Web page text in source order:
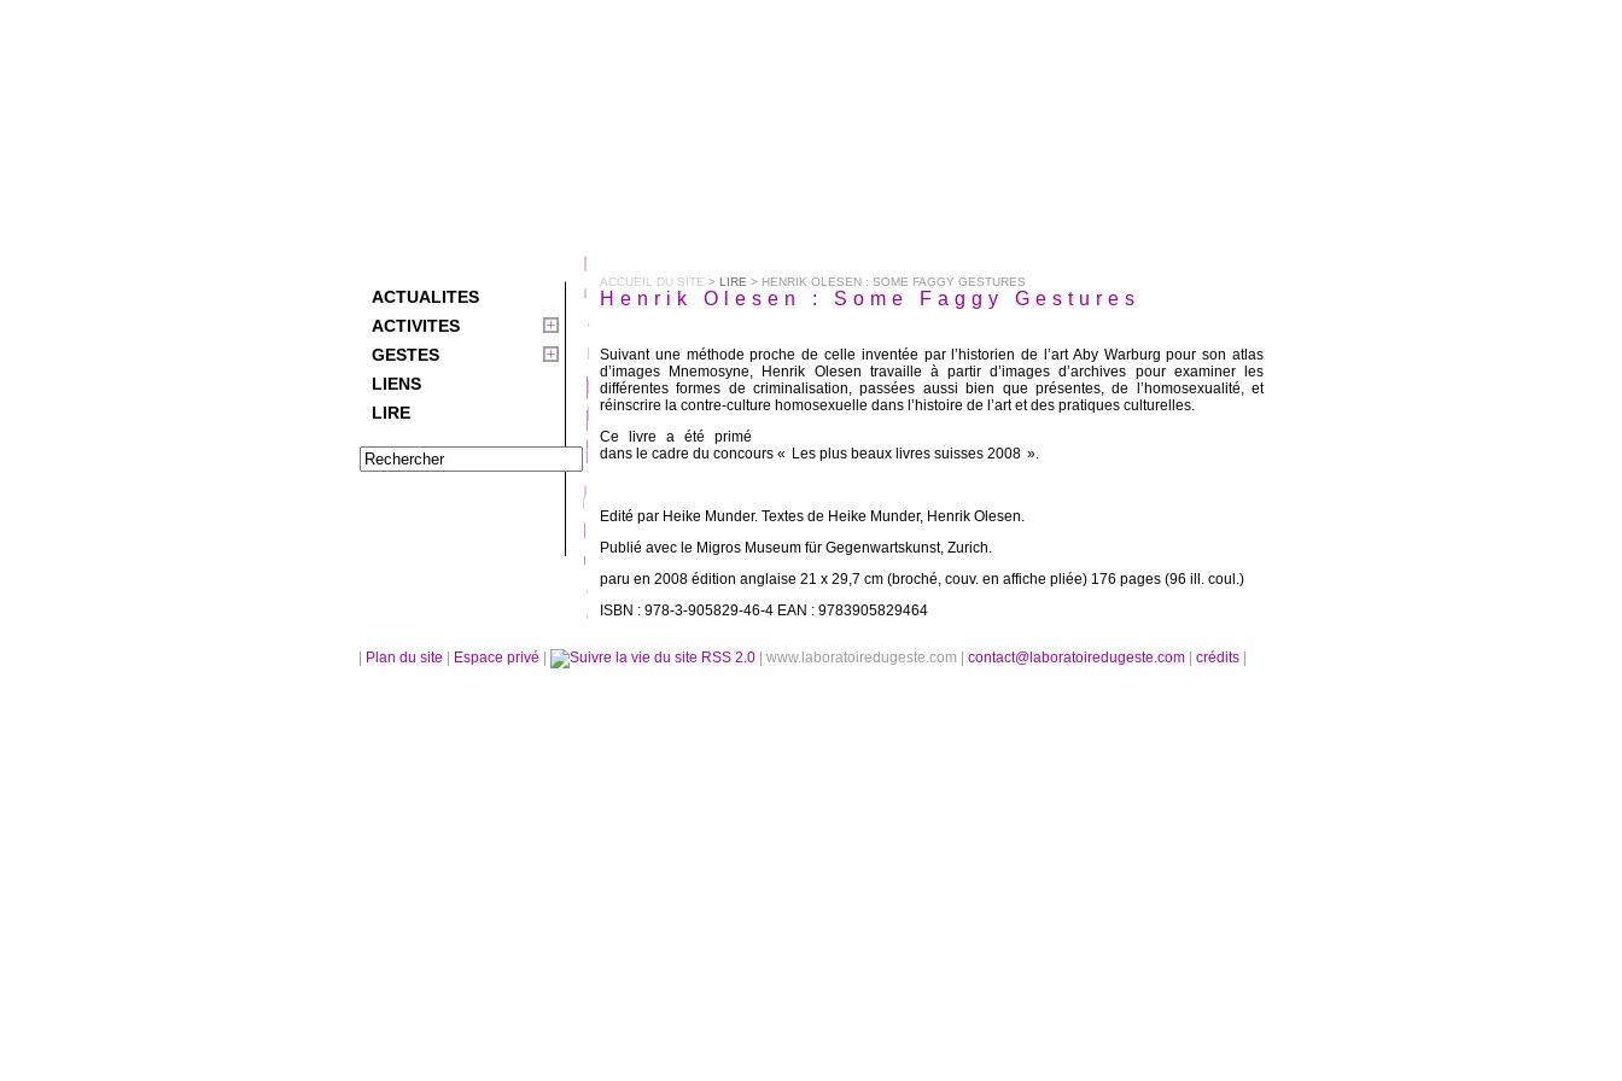
ACTUALITES
ACTIVITES
GESTES
LIENS
LIRE
ACCUEIL DU SITE > LIRE > HENRIK OLESEN : SOME FAGGY GESTURES
Henrik Olesen : Some Faggy Gestures
Suivant une méthode proche de celle inventée par l’historien de l’art Aby Warburg pour son atlas
d’images Mnemosyne, Henrik Olesen travaille à partir d’images d’archives pour examiner les
différentes formes de criminalisation, passées aussi bien que présentes, de l’homosexualité, et
réinscrire la contre-culture homosexuelle dans l’histoire de l’art et des pratiques culturelles.
Ce livre a été primé
dans le cadre du concours « Les plus beaux livres suisses 2008 ».
Edité par Heike Munder. Textes de Heike Munder, Henrik Olesen.
Publié avec le Migros Museum für Gegenwartskunst, Zurich.
paru en 2008 édition anglaise 21 x 29,7 cm (broché, couv. en affiche pliée) 176 pages (96 ill. coul.)
ISBN : 978-3-905829-46-4 EAN : 9783905829464
Plan du site Espace privé RSS 2.0 | www.laboratoiredugeste.com | contact@laboratoiredugeste.com crédits